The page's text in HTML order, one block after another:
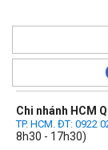
Chi nhánh HCM
TP. HCM. ĐT: 0922
8h30 - 17h30)